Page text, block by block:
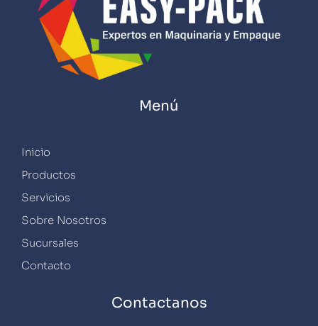
Menú
Inicio
Productos
Servicios
Sobre Nosotros
Sucursales
Contacto
Contactanos